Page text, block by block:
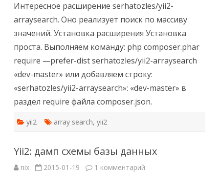
по
массиву
Интересное расширение serhatozles/yii2-
arraysearch. Оно реализует поиск по массиву
значений. Установка расширения Установка
проста. Выполняем команду: php composer.phar
require —prefer-dist serhatozles/yii2-arraysearch
«dev-master» или добавляем строку:
«serhatozles/yii2-arraysearch»: «dev-master» в
раздел require файла composer.json.
yii2 array search, yii2
Yii2: дамп схемы базы данных
nix 2015-01-19 1 комментарий